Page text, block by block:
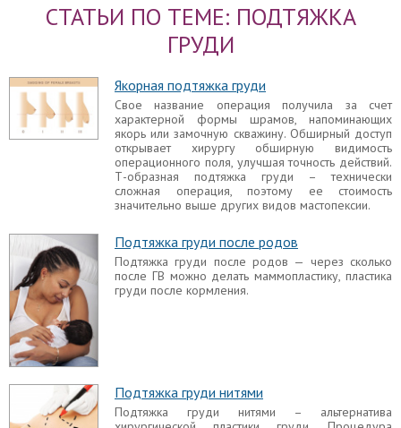
Подтягивающий крем для груди
Подтягивающий крем для груди давно
косметических брендов. Это же относится к
всевозможным лосьонам, гелям, тонизирующей
воде и другим продуктом косметической
промышленности.
Упражнения для подтяжки груди
Представление о том, что существуют
эффективные упражнения для подтяжки груди
или гимнастика, которая может решить проблему
Пластика груди под местным наркозом
Многие женщины, обдумывающие проведение
мастопексии, задаются вопросом: какой наркоз
ли после мастопексии сильные рубцы, которые
отрицательно скажутся на внешнем виде бюста.
Это едва ли не первый вопрос, который они
СТАТЬИ ПО ТЕМЕ: ПОДТЯЖКА
ГРУДИ
Якорная подтяжка груди
Свое название операция получила за счет
характерной формы шрамов, напоминающих
якорь или замочную скважину. Обширный доступ
открывает хирургу обширную видимость
операционного поля, улучшая точность действий.
Т-образная подтяжка груди – технически
сложная операция, поэтому ее стоимость
значительно выше других видов мастопексии.
Подтяжка груди после родов
Подтяжка груди после родов — через сколько
после ГВ можно делать маммопластику, пластика
груди после кормления.
Подтяжка груди нитями
Подтяжка груди нитями – альтернатива